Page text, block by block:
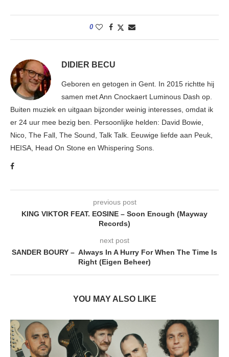
0
DIDIER BECU
Geboren en getogen in Gent. In 2015 richtte hij
samen met Ann Cnockaert Luminous Dash op.
Buiten muziek en uitgaan bijzonder weinig interesses, omdat ik
er 24 uur mee bezig ben. Persoonlijke helden: David Bowie,
Nico, The Fall, The Sound, Talk Talk. Eeuwige liefde aan Peuk,
HEISA, Head On Stone en Whispering Sons.
previous post
KING VIKTOR FEAT. EOSINE – Soon Enough (Mayway
Records)
next post
SANDER BOURY – Always In A Hurry For When The Time Is
Right (Eigen Beheer)
YOU MAY ALSO LIKE